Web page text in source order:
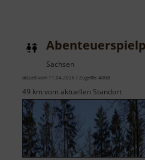
Sachsen
aktuell vom 11.04.2026 / Zugriffe: 4008
49 km vom aktuellen Standort